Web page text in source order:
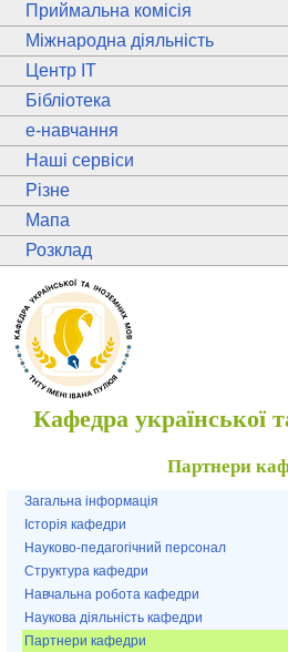
Приймальна комісія
Міжнародна діяльність
Центр ІТ
Бібліотека
e-навчання
Наші сервіси
Різне
Мапа
Розклад
Кафедра української
Партнери
Загальна інформація
Історія кафедри
Науково-педагогічний персонал
Структура кафедри
Навчальна робота кафедри
Наукова діяльність кафедри
Партнери кафедри